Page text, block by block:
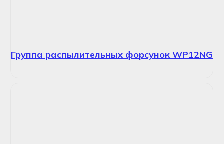
Группа распылительных форсунок WP12NG